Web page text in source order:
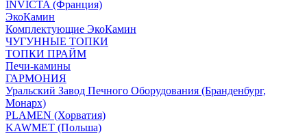
INVICTA (Франция)
ЭкоКамин
Комплектующие ЭкоКамин
ЧУГУННЫЕ ТОПКИ
ТОПКИ ПРАЙМ
Печи-камины
ГАРМОНИЯ
Уральский Завод Печного Оборудования (Бранденбург,
Монарх)
PLAMEN (Хорватия)
KAWMET (Польша)